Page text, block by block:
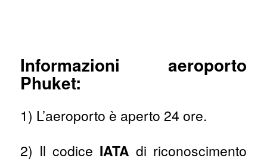
Informazioni aeroporto
Phuket:
1) L’aeroporto è aperto 24 ore.
2) Il codice IATA di riconoscimento